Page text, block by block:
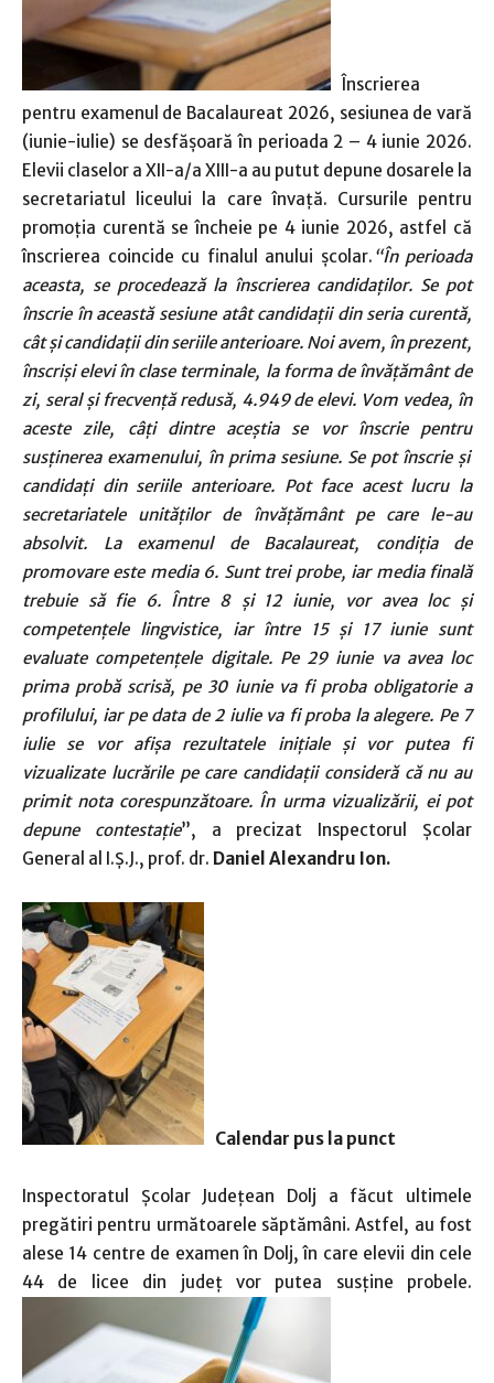
Înscrierea
pentru examenul de Bacalaureat 2026, sesiunea de vară
(iunie-iulie) se desfășoară în perioada 2 – 4 iunie 2026.
Elevii claselor a XII-a/a XIII-a au putut depune dosarele la
secretariatul liceului la care învață. Cursurile pentru
promoția curentă se încheie pe 4 iunie 2026, astfel că
înscrierea coincide cu finalul anului școlar. “În perioada
aceasta, se procedează la înscrierea candidaților. Se pot
înscrie în această sesiune atât candidații din seria curentă,
cât și candidații din seriile anterioare. Noi avem, în prezent,
înscriși elevi în clase terminale, la forma de învățământ de
zi, seral și frecvență redusă, 4.949 de elevi. Vom vedea, în
aceste zile, câți dintre aceștia se vor înscrie pentru
susținerea examenului, în prima sesiune. Se pot înscrie și
candidați din seriile anterioare. Pot face acest lucru la
secretariatele unităților de învățământ pe care le-au
absolvit. La examenul de Bacalaureat, condiția de
promovare este media 6. Sunt trei probe, iar media finală
trebuie să fie 6. Între 8 și 12 iunie, vor avea loc și
competențele lingvistice, iar între 15 și 17 iunie sunt
evaluate competențele digitale. Pe 29 iunie va avea loc
prima probă scrisă, pe 30 iunie va fi proba obligatorie a
profilului, iar pe data de 2 iulie va fi proba la alegere. Pe 7
iulie se vor afișa rezultatele inițiale și vor putea fi
vizualizate lucrările pe care candidații consideră că nu au
primit nota corespunzătoare. În urma vizualizării, ei pot
depune contestație”, a precizat Inspectorul Școlar
General al I.Ș.J., prof. dr. Daniel Alexandru Ion.
Calendar pus la punct
Inspectoratul Școlar Județean Dolj a făcut ultimele
pregătiri pentru următoarele săptămâni. Astfel, au fost
alese 14 centre de examen în Dolj, în care elevii din cele
44 de licee din județ vor putea susține probele.